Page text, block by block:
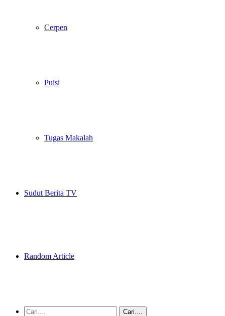
Cerpen
Puisi
Tugas Makalah
Sudut Berita TV
Random Article
Cari....